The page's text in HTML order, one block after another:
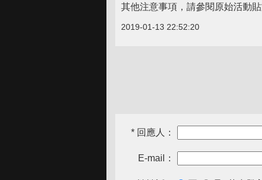
其他注意事項，請參閱原始活動
2019-01-13 22:52:20
* 回應人：
E-mail：